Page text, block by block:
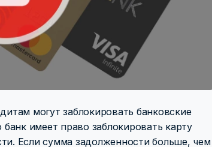
могут заблокировать банковские
имеет право заблокировать карту
Если сумма задолженности больше, чем